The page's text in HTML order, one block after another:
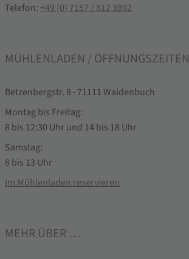
Telefon: +49 (0) 7157 / 812 3992
MÜHLENLADEN / ÖFFNUNGSZEITEN
Betzenbergstr. 8 · 71111 Waldenbuch
Montag bis Freitag:
8 bis 12:30 Uhr und 14 bis 18 Uhr
Samstag:
8 bis 13 Uhr
Im Mühlenladen reservieren
MEHR ÜBER …